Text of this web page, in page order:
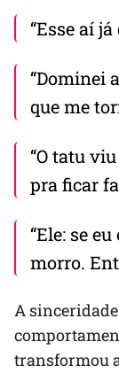
“Esse aí
“Dominei
que me
“O tatu
pra ficar
“Ele: se
morro.
A
transformou